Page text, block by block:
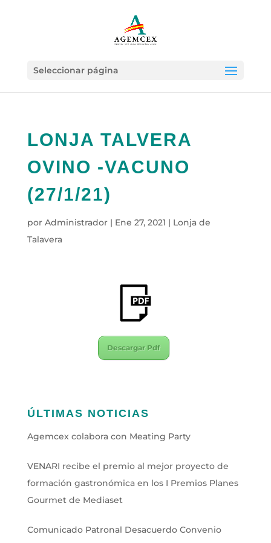
Seleccionar página
LONJA TALVERA
OVINO -VACUNO
(27/1/21)
por Administrador| Ene 27, 2021 | Lonja de
Talavera
Descargar Pdf
ÚLTIMAS NOTICIAS
Agemcex colabora con Meating Party
VENARI recibe el premio al mejor proyecto de
formación gastronómica en los I Premios Planes
Gourmet de Mediaset
Comunicado Patronal Desacuerdo Convenio